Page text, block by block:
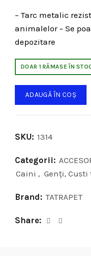
– Tarc metalic
animalelor – Se
depozitare
DOAR 1 RĂMASE ÎN
ADAUGĂ ÎN COȘ
SKU: 1314
Categorii:
Caini , Genţi,
Brand: TATRAPET
Share